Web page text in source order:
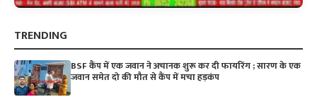
TRENDING
BSF कैंप में एक जवान ने अचानक शुरू कर दी फायरिंग ; सारण के एक
जवान समेत दो की मौत से कैंप में मचा हड़कंप